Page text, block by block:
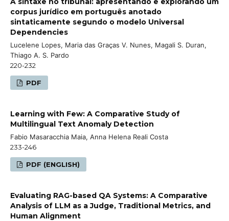
corpus jurídico em português anotado
sintaticamente segundo o modelo Universal
Dependencies
Lucelene Lopes, Maria das Graças V. Nunes, Magali S. Duran,
Thiago A. S. Pardo
220-232
PDF
Learning with Few: A Comparative Study of
Multilingual Text Anomaly Detection
Fabio Masaracchia Maia, Anna Helena Reali Costa
233-246
PDF (ENGLISH)
Evaluating RAG-based QA Systems: A Comparative
Analysis of LLM as a Judge, Traditional Metrics, and
Human Alignment